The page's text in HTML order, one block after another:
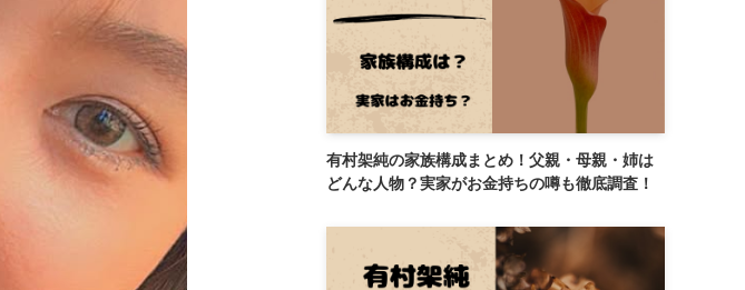
有村架純の家族構成まとめ！父親・母親・姉は
どんな人物？実家がお金持ちの噂も徹底調査！